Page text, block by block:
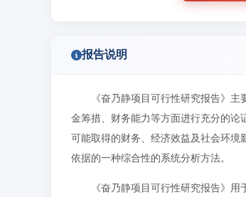
报告说明
《奋乃静项目可行性研究报告》
金筹措、财务能力等方面进行充分的
可能取得的财务、经济效益及社会环
依据的一种综合性的系统分析方法。
《奋乃静项目可行性研究报告》